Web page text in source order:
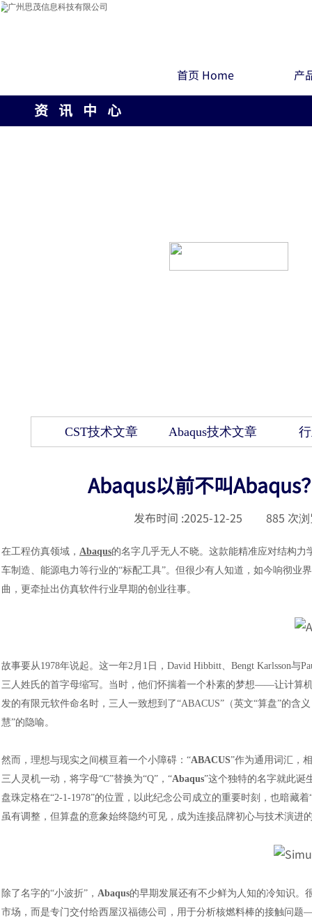
首页 Home 产
资 讯 中 心
CST技术文章 Abaqus技术文章
Abaqus以前不叫Abaqus
发布时间 :2025-12-25 885 次
在工程仿真领域， Abaqus的名字几乎无人不晓。这款能精准应对结构
车制造、能源电力等行业的“标配工具”。但很少有人知道，如今响彻业
曲，更牵扯出仿真软件行业早期的创业往事。
故事要从1978年说起。这一年2月1日，David Hibbitt、Bengt Karlsson与
三人姓氏的首字母缩写。当时，他们怀揣着一个朴素的梦想——让计算
发的有限元软件命名时，三人一致想到了“ABACUS”（英文“算盘”的
慧”的隐喻。
然而，理想与现实之间横亘着一个小障碍： “ABACUS”作为通用词汇，
三人灵机一动，将字母“C”替换为“Q”，“Abaqus”这个独特的名字就此诞
盘珠定格在“2-1-1978”的位置，以此纪念公司成立的重要时刻，也暗藏
虽有调整，但算盘的意象始终隐约可见，成为连接品牌初心与技术演进
除了名字的“小波折”， Abaqus的早期发展还有不少鲜为人知的冷知识。
市场，而是专门交付给西屋汉福德公司，用于分析核燃料棒的接触问